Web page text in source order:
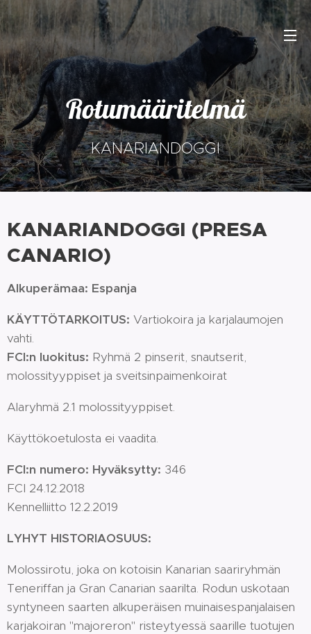
Rotumääritelmä
KANARIANDOGGI
KANARIANDOGGI (PRESA
CANARIO)
Alkuperämaa: Espanja
KÄYTTÖTARKOITUS: Vartiokoira ja karjalaumojen
vahti.
FCI:n luokitus: Ryhmä 2 pinserit, snautserit,
molossityyppiset ja sveitsinpaimenkoirat
Alaryhmä 2.1 molossityyppiset.
Käyttökoetulosta ei vaadita.
FCI:n numero: Hyväksytty: 346
FCI 24.12.2018
Kennelliitto 12.2.2019
LYHYT HISTORIAOSUUS:
Molossirotu, joka on kotoisin Kanarian saariryhmän
Teneriffan ja Gran Canarian saarilta. Rodun uskotaan
syntyneen saarten alkuperäisen muinaisespanjalaisen
karjakoiran "majoreron" risteytyessä saarille tuotujen